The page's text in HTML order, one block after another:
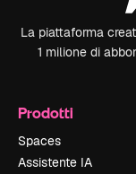
La piattaforma
1 milione di
Prodotti
Spaces
Assistente IA